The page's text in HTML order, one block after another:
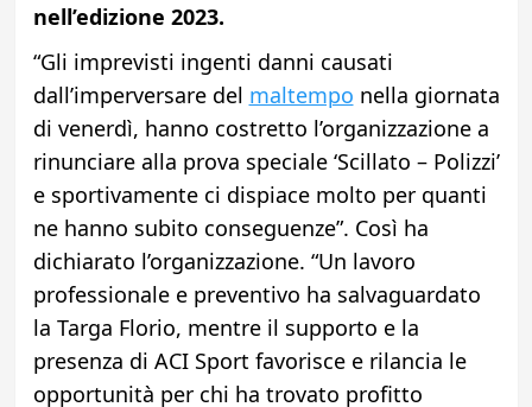
nell’edizione 2023.
“Gli imprevisti ingenti danni causati
dall’imperversare del maltempo nella giornata
di venerdì, hanno costretto l’organizzazione a
rinunciare alla prova speciale ‘Scillato – Polizzi’
e sportivamente ci dispiace molto per quanti
ne hanno subito conseguenze”. Così ha
dichiarato l’organizzazione. “Un lavoro
professionale e preventivo ha salvaguardato
la Targa Florio, mentre il supporto e la
presenza di ACI Sport favorisce e rilancia le
opportunità per chi ha trovato profitto